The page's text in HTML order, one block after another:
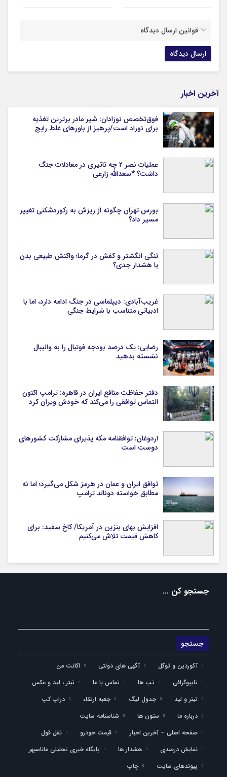
قوانین ارسال دیدگاه
آخرین اخبار
فوق‌تخصص نوزادان: شیر مادر برترین تغذیه
برای نوزاد است/پرهیز از باورهای غلط رایج
عملیات نصر ۲ چه تاثیری در معادلات جنگ
داشت؟ *سعدالله زارعی
بورس تهران چگونه از ریزش به رکوردشکنی تغییر
مسیر داد؟
تنگی انگشتر و کفش در گرما؛ واکنش طبیعی بدن
یا هشدار جدی؟
غریب‌آبادی: دیپلماسی در جنگ ادامه دارد، اما با
ادبیاتی متناسب با شرایط جنگی
رضایی: یک درصد بودجه فوتبال را به والیبال
نشسته بدهید
دفتر حفاظت منافع ایران در قاهره: ترامپ اکنون
التماس توافقی را می‌کند که خودش ویران کرد
اردوغان: توافقنامه مکه پذیرای مشارکت کشورهای
دوست است
توافق ایران و عمان در هرمز شکل می‌گیرد؛ اما نه
مطابق خواسته دونالد ترامپ
افزایش بهای بنزین در آمریکا/ کاخ سفید: برای
کاهش قیمت تلاش می‌کنیم
جستجو کن …
آکوردین و توگل آگهی های دولتی
اکانت من
تایپوگرافی
تب ها تماس با ما
تیتر ، لید و عکس
تیتر و لید
جدول لیگ جعبه ارتقاء
دراپ کپ
درباره ما
ستون ها
شناسنامه سایت
صفحه اصلی – آخرین اخبار
قیمت خودرو
نقل قول
نمایش درصدی
هشدار ها
پایگاه خبری تحلیلی ماناسپهر
پیوندهای سایت
چاپ